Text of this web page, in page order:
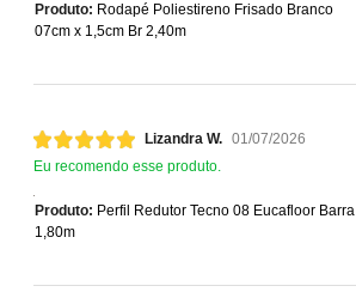
Produto: Rodapé Poliestireno Frisado Branco
07cm x 1,5cm Br 2,40m
Lizandra W. 01/07/2026
Eu recomendo esse produto.
Produto: Perfil Redutor Tecno 08 Eucafloor Barra
1,80m